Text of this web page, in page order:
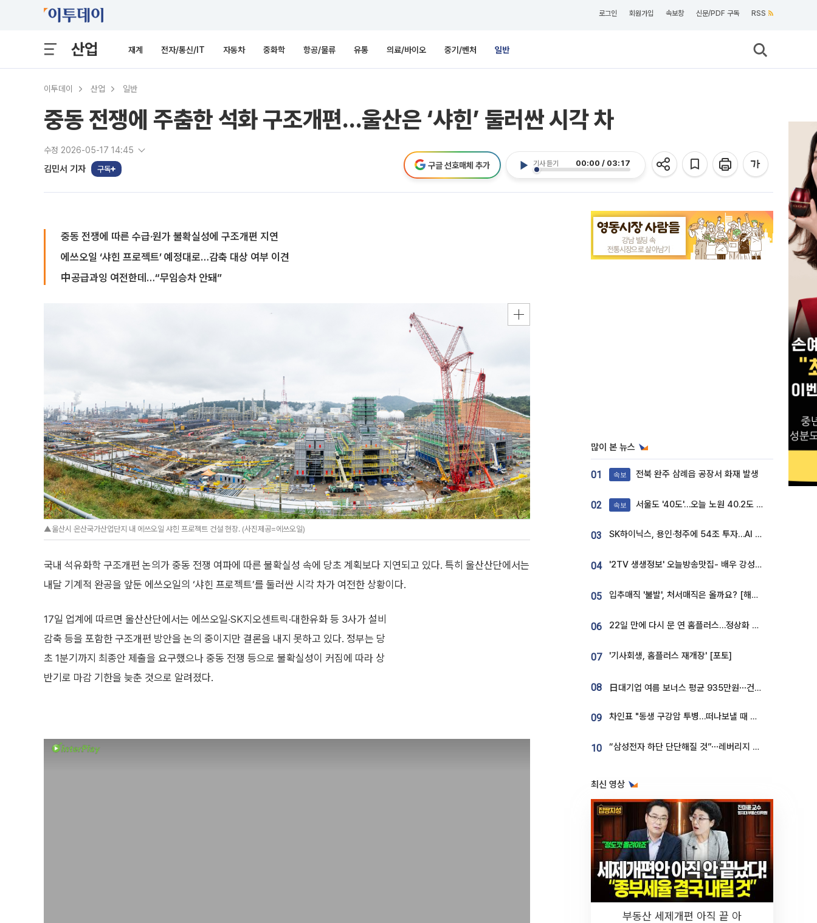
로그인 회원가입 속보창 신문/PDF 구독 RSS
산업 재계 전자/통신/IT 자동차 중화학 항공/물류 유통 의료/바이오 중기/벤처 일반
이투데이 산업 일반
중동 전쟁에 주춤한 석화 구조개편…울산은 ‘샤힌’ 둘러싼 시각 차
수정 2026-05-17 14:45
김민서 기자 구독
기사 듣기 00:00 / 03:17
구글 선호매체 추가
중동 전쟁에 따른 수급·원가 불확실성에 구조개편 지연
에쓰오일 ‘샤힌 프로젝트’ 예정대로…감축 대상 여부 이견
中공급과잉 여전한데…“무임승차 안돼”
▲울산시 온산국가산업단지 내 에쓰오일 샤힌 프로젝트 건설 현장. (사진제공=에쓰오일)
국내 석유화학 구조개편 논의가 중동 전쟁 여파에 따른 불확실성 속에 당초 계획보다 지연되고 있다. 특히 울산산단에서는
내달 기계적 완공을 앞둔 에쓰오일의 ‘샤힌 프로젝트’를 둘러싼 시각 차가 여전한 상황이다.
17일 업계에 따르면 울산산단에서는 에쓰오일·SK지오센트릭·대한유화 등 3사가 설비
감축 등을 포함한 구조개편 방안을 논의 중이지만 결론을 내지 못하고 있다. 정부는 당
초 1분기까지 최종안 제출을 요구했으나 중동 전쟁 등으로 불확실성이 커짐에 따라 상
반기로 마감 기한을 늦춘 것으로 알려졌다.
많이 본 뉴스
01 속보 전북 완주 삼례읍 공장서 화재 발생
02 속보 서울도 '40도'…오늘 노원 40.2도 기록
03 SK하이닉스, 용인·청주에 54조 투자…AI 메모리 생산기지 키운다
04 '2TV 생생정보' 오늘방송맛집- 배우 강성진 단골! 쌀국수ㆍ푸팟퐁 커리 맛집 '블○○○'
05 입추매직 '불발', 처서매직은 올까요? [해시태그]
06 22일 만에 다시 문 연 홈플러스…정상화 바쁜데 재고 없어 ‘발동동’[가보니]
07 '기사회생, 홈플러스 재개장' [포토]
08 日대기업 여름 보너스 평균 935만원⋯건설회사 1800만 넘어
09 차인표 "동생 구강암 투병…떠나보낼 때 가장 힘들었다”
10 “삼성전자 하단 단단해질 것”⋯레버리지 규제에 쏠림 완화 [찐코노미]
최신 영상
부동산 세제개편 아직 끝 아